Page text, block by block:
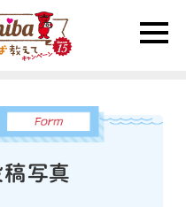
toggle